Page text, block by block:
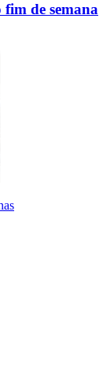
fim de semana